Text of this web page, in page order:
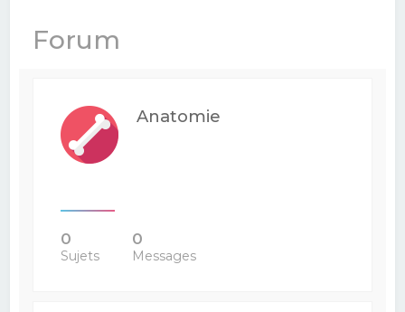
Forum
Anatomie
0
Sujets
0
Messages